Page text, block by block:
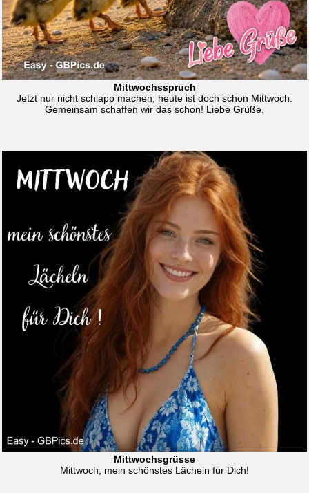
Mittwochsspruch
Jetzt nur nicht schlapp machen, heute ist doch schon Mittwoch.
Gemeinsam schaffen wir das schon! Liebe Grüße.
Mittwochsgrüsse
Mittwoch, mein schönstes Lächeln für Dich!